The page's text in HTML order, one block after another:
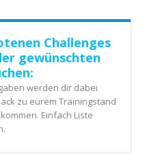
Challenges
gewünschten
werden dir dabei
zu eurem Trainingstand
Einfach Liste